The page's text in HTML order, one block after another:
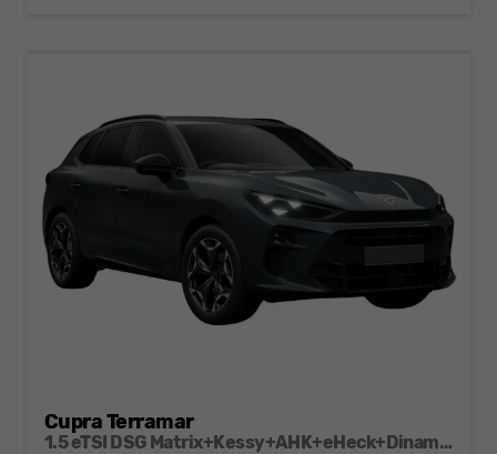
Cupra Terramar
1.5 eTSI DSG Matrix+Kessy+AHK+eHeck+Dinamica+CarPlay+eHeck+GV5